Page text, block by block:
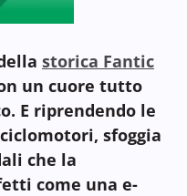
storica Fantic
un cuore tutto
E riprendendo le
sfoggia
che la
come una e-